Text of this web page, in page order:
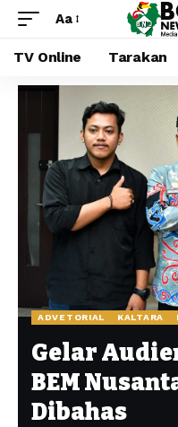
Aa
TV Online Tarakan
ADVETORIAL KALTARA
Gelar
BEM
Dibahas